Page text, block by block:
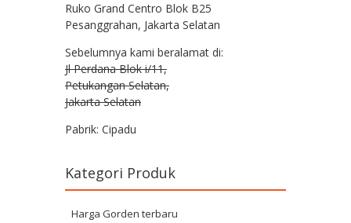
Ruko Grand Centro Blok B25
Pesanggrahan, Jakarta Selatan
Sebelumnya kami beralamat di:
Jl Perdana Blok i/11,
Petukangan Selatan,
Jakarta Selatan
Pabrik: Cipadu
Kategori Produk
Harga Gorden terbaru